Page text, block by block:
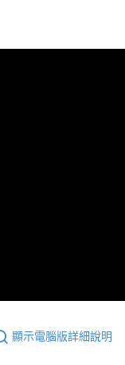
顯示電腦版詳細說明